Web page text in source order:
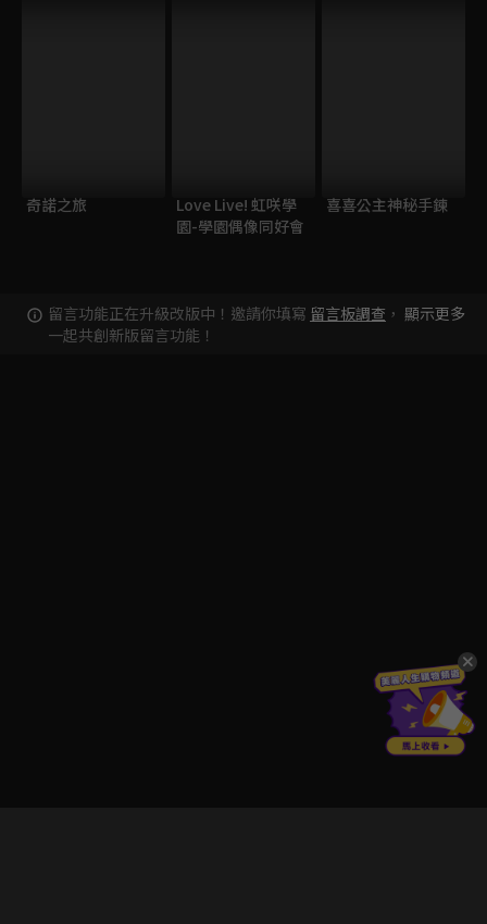
奇諾之旅
Love Live! 虹咲學
園-學園偶像同好會
喜喜公主神秘手鍊
留言功能正在升級改版中！邀請你填寫 留言板調查 ，
一起共創新版留言功能！
顯示更多